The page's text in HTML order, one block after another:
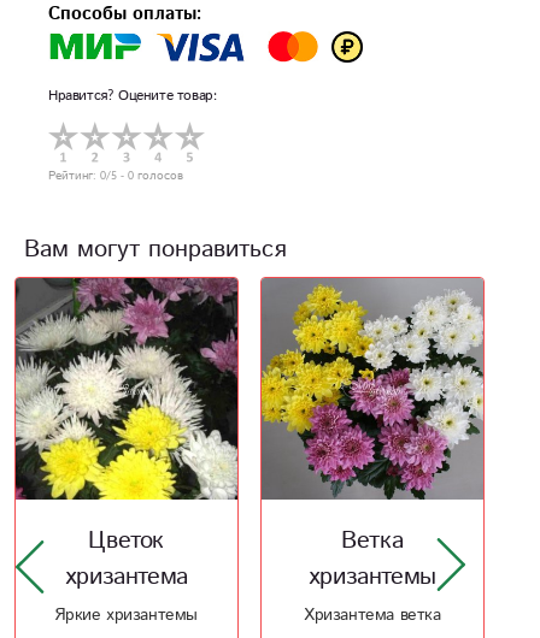
Способы оплаты:
Нравится? Оцените товар:
Рейтинг: 0/5 - 0 голосов
Вам могут понравиться
Ветка
хризантемы
Хризантема ветка
Цветок
хризантема
Яркие хризантемы